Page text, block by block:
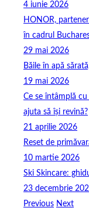
4 iunie 2026
HONOR,
în cadrul
29 mai 2026
Băile în apă
19 mai 2026
Ce se întâmplă
ajuta să își revină?
21 aprilie 2026
Reset de
10 martie 2026
Ski Skincare:
23 decembrie
Previous Next